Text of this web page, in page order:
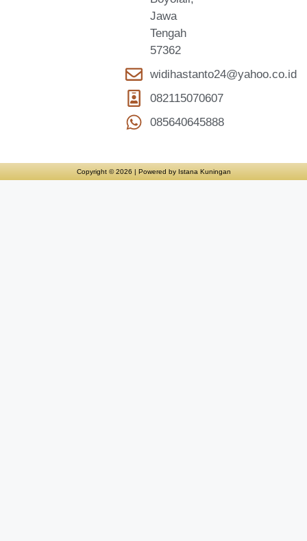
Jawa
Tengah
57362
widihastanto24@yahoo.co.id
082115070607
085640645888
Copyright © 2026 | Powered by Istana Kuningan